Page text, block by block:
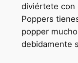
diviértete con
Poppers
popper
debidamente